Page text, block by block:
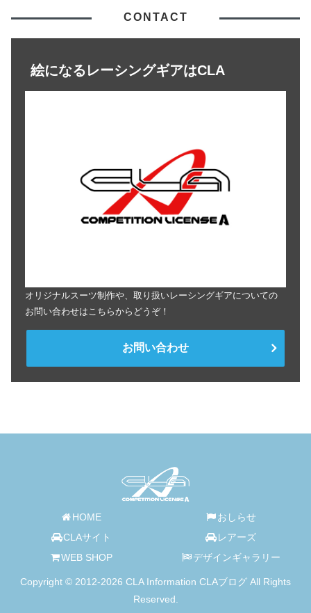
CONTACT
絵になるレーシングギアはCLA
オリジナルスーツ制作や、取り扱いレーシングギアについての
お問い合わせはこちらからどうぞ！
お問い合わせ
HOME
おしらせ
CLAサイト
レアーズ
WEB SHOP
デザインギャラリー
Copyright © 2012-2026 CLA Information CLAブログ All Rights
Reserved.